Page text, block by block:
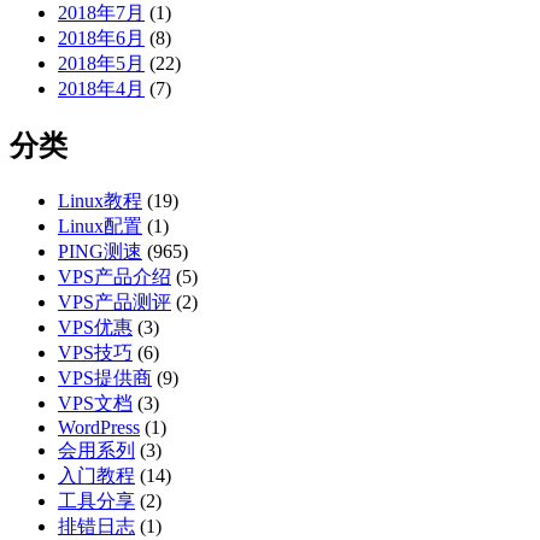
2018年7月 (1)
2018年6月 (8)
2018年5月 (22)
2018年4月 (7)
分类
Linux教程 (19)
Linux配置 (1)
PING测速 (965)
VPS产品介绍 (5)
VPS产品测评 (2)
VPS优惠 (3)
VPS技巧 (6)
VPS提供商 (9)
VPS文档 (3)
WordPress (1)
会用系列 (3)
入门教程 (14)
工具分享 (2)
排错日志 (1)